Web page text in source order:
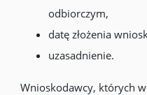
odbiorczym,
datę złożenia
uzasadnienie.
Wnioskodawcy, których